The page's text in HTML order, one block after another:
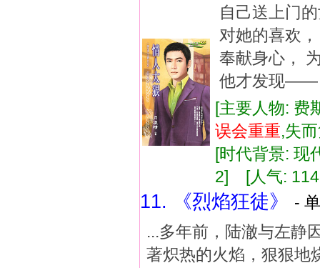
自己送上门
对她的喜欢
奉献身心，
他才发现——
[主要人物:
误会重重,失
[时代背景:
2] [人气:
11. 《烈焰狂徒》
-
...多年前，陆澈与左静
著炽热的火焰，狠狠地